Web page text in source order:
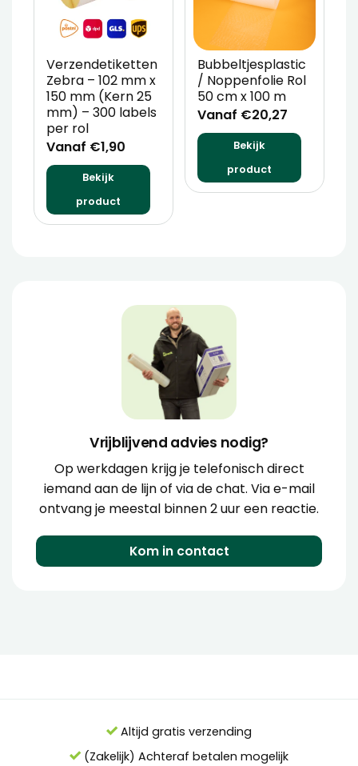
Verzendetiketten
Zebra – 102 mm x
150 mm (Kern 25
mm) – 300 labels
per rol
Vanaf €1,90
Bekijk
product
Bubbeltjesplastic
/ Noppenfolie Rol
50 cm x 100 m
Vanaf €20,27
Bekijk
product
Vrijblijvend advies nodig?
Op werkdagen krijg je telefonisch direct
iemand aan de lijn of via de chat. Via e-mail
ontvang je meestal binnen 2 uur een reactie.
Kom in contact
Altijd gratis verzending
(Zakelijk) Achteraf betalen mogelijk